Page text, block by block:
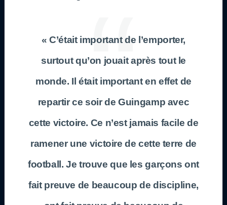
« C’était important de l’emporter,
surtout qu’on jouait après tout le
monde. Il était important en effet de
repartir ce soir de Guingamp avec
cette victoire. Ce n’est jamais facile de
ramener une victoire de cette terre de
football. Je trouve que les garçons ont
fait preuve de beaucoup de discipline,